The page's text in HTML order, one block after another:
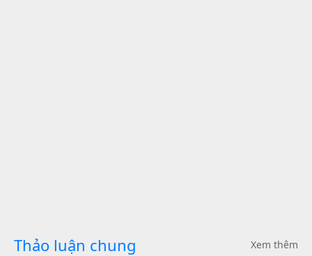
Thảo luận chung Xem thêm